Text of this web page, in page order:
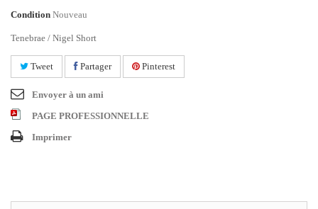
Condition Nouveau
Tenebrae / Nigel Short
Tweet Partager Pinterest
Envoyer à un ami
PAGE PROFESSIONNELLE
Imprimer